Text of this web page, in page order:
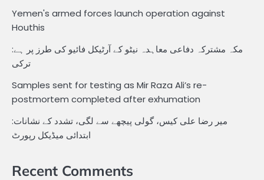
Yemen's armed forces launch operation against
Houthis
مکہ مشترکہ دفاعی معاہدہ نیٹو کے آرٹیکل فائیو کی طرز پر ہے:
ترکی
Samples sent for testing as Mir Raza Ali’s re-
postmortem completed after exhumation
میر رضا علی کیس، گولی پیچھے سے لگی، تشدد کے نشانات:
ابتدائی میڈیکل رپورٹ
Recent Comments